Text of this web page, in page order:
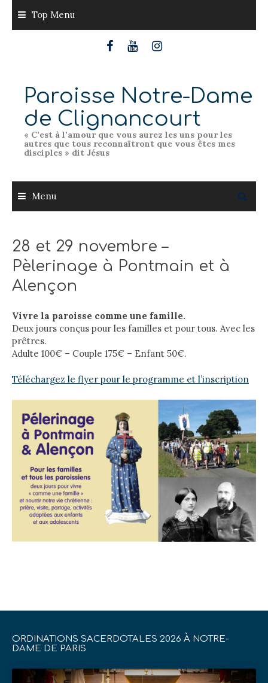
content
Top Menu
Paroisse Notre-Dame
de Clignancourt
« C’est à l’amour que vous aurez les uns pour les
autres que tous reconnaîtront que vous êtes mes
disciples » dit Jésus
Menu
28 et 29 novembre –
Pèlerinage à Pontmain et à
Alençon
Vivre la paroisse comme une famille.
Deux jours conçus pour les familles et pour tous. Avec les
prêtres.
Adulte 100€ – Couple 175€ – Enfant 50€.
Téléchargez le flyer pour le programme et l’inscription
ORDINATIONS SACERDOTALES 2026 À NOTRE-
DAME DE PARIS